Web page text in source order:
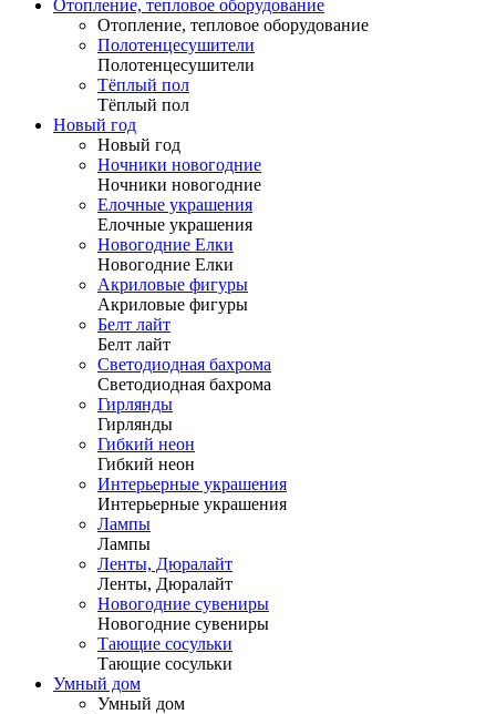
Отопление, тепловое оборудование
Отопление, тепловое оборудование
Полотенцесушители
Полотенцесушители
Тёплый пол
Тёплый пол
Новый год
Новый год
Ночники новогодние
Ночники новогодние
Елочные украшения
Елочные украшения
Новогодние Елки
Новогодние Елки
Акриловые фигуры
Акриловые фигуры
Белт лайт
Белт лайт
Светодиодная бахрома
Светодиодная бахрома
Гирлянды
Гирлянды
Гибкий неон
Гибкий неон
Интерьерные украшения
Интерьерные украшения
Лампы
Лампы
Ленты, Дюралайт
Ленты, Дюралайт
Новогодние сувениры
Новогодние сувениры
Тающие сосульки
Тающие сосульки
Умный дом
Умный дом